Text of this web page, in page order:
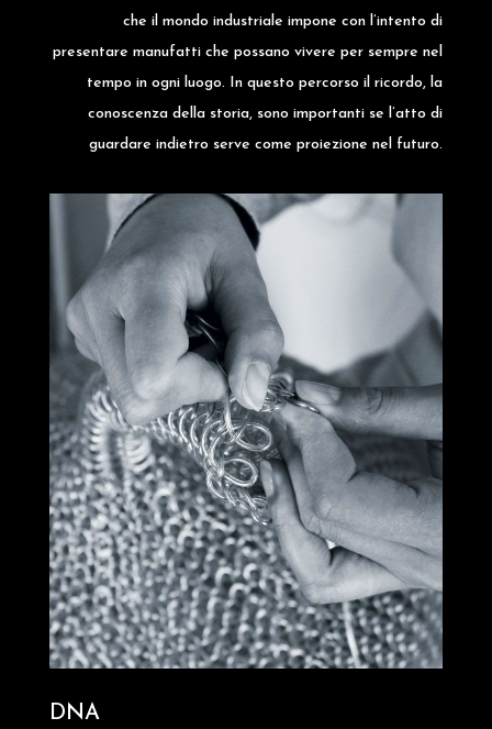
che il mondo industriale impone con l’intento di
presentare manufatti che possano vivere per sempre nel
tempo in ogni luogo. In questo percorso il ricordo, la
conoscenza della storia, sono importanti se l’atto di
guardare indietro serve come proiezione nel futuro.
DNA